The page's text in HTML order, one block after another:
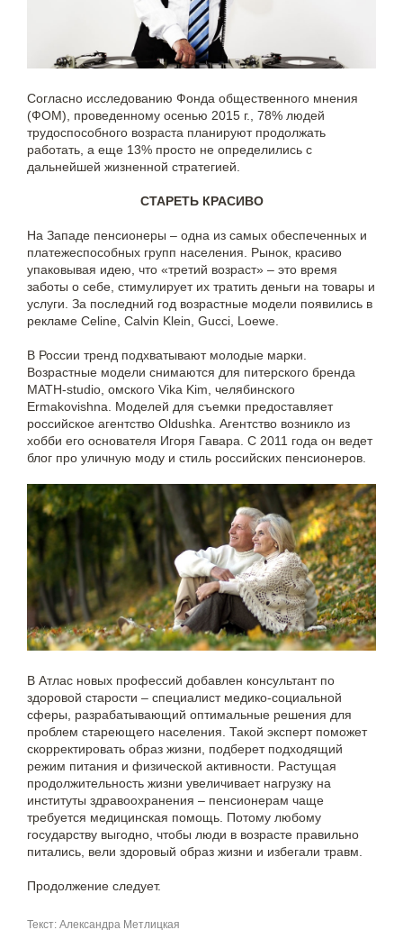
Согласно исследованию Фонда общественного мнения
(ФОМ), проведенному осенью 2015 г., 78% людей
трудоспособного возраста планируют продолжать
работать, а еще 13% просто не определились с
дальнейшей жизненной стратегией.
СТАРЕТЬ КРАСИВО
На Западе пенсионеры – одна из самых обеспеченных и
платежеспособных групп населения. Рынок, красиво
упаковывая идею, что «третий возраст» – это время
заботы о себе, стимулирует их тратить деньги на товары и
услуги. За последний год возрастные модели появились в
рекламе Celine, Calvin Klein, Gucci, Loewe.
В России тренд подхватывают молодые марки.
Возрастные модели снимаются для питерского бренда
MATH-studio, омского Vika Kim, челябинского
Ermakovishna. Моделей для съемки предоставляет
российское агентство Oldushka. Агентство возникло из
хобби его основателя Игоря Гавара. С 2011 года он ведет
блог про уличную моду и стиль российских пенсионеров.
В Атлас новых профессий добавлен консультант по
здоровой старости – специалист медико-социальной
сферы, разрабатывающий оптимальные решения для
проблем стареющего населения. Такой эксперт поможет
скорректировать образ жизни, подберет подходящий
режим питания и физической активности. Растущая
продолжительность жизни увеличивает нагрузку на
институты здравоохранения – пенсионерам чаще
требуется медицинская помощь. Потому любому
государству выгодно, чтобы люди в возрасте правильно
питались, вели здоровый образ жизни и избегали травм.
Продолжение следует.
Текст: Александра Метлицкая